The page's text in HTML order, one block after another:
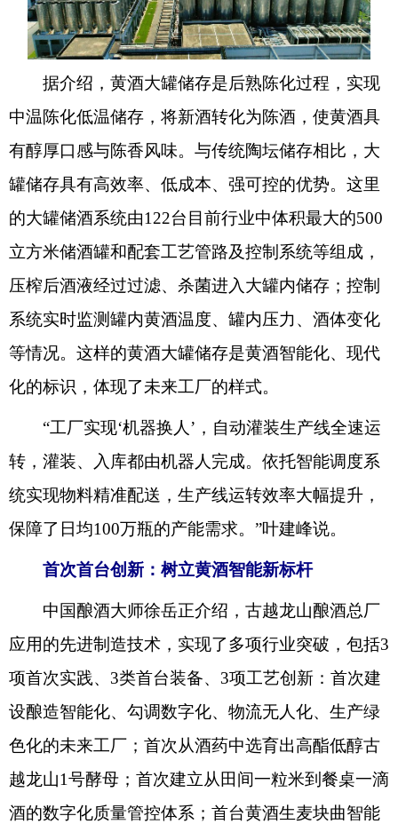
据介绍，黄酒大罐储存是后熟陈化过程，实现
中温陈化低温储存，将新酒转化为陈酒，使黄酒具
有醇厚口感与陈香风味。与传统陶坛储存相比，大
罐储存具有高效率、低成本、强可控的优势。这里
的大罐储酒系统由122台目前行业中体积最大的500
立方米储酒罐和配套工艺管路及控制系统等组成，
压榨后酒液经过过滤、杀菌进入大罐内储存；控制
系统实时监测罐内黄酒温度、罐内压力、酒体变化
等情况。这样的黄酒大罐储存是黄酒智能化、现代
化的标识，体现了未来工厂的样式。
“工厂实现‘机器换人’，自动灌装生产线全速运
转，灌装、入库都由机器人完成。依托智能调度系
统实现物料精准配送，生产线运转效率大幅提升，
保障了日均100万瓶的产能需求。”叶建峰说。
首次首台创新：树立黄酒智能新标杆
中国酿酒大师徐岳正介绍，古越龙山酿酒总厂
应用的先进制造技术，实现了多项行业突破，包括3
项首次实践、3类首台装备、3项工艺创新：首次建
设酿造智能化、勾调数字化、物流无人化、生产绿
色化的未来工厂；首次从酒药中选育出高酯低醇古
越龙山1号酵母；首次建立从田间一粒米到餐桌一滴
酒的数字化质量管控体系；首台黄酒生麦块曲智能